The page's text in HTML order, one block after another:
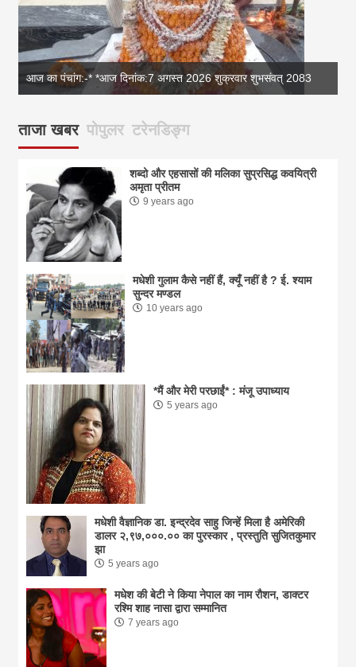
आज का पंचांग:-* *आज दिनांक:7 अगस्त 2026 शुक्रवार शुभसंवत् 2083
ताजा खबर पोपुलर टरेनडिङ्ग
शब्दो और एहसासों की मलिका सुप्रसिद्ध कवयित्री
अमृता प्रीतम
9 years ago
मधेशी गुलाम कैसे नहीं हैं, क्यूँ नहीं है ? ई. श्याम
सुन्दर मण्डल
10 years ago
*मैं और मेरी परछाईं* : मंजू उपाध्याय
5 years ago
मधेशी वैज्ञानिक डा. इन्द्रदेव साहु जिन्हें मिला है अमेरिकी
डालर २,९७,०००.०० का पुरस्कार , प्रस्तुति सुजितकुमार
झा
5 years ago
मधेश की बेटी ने किया नेपाल का नाम राैशन, डाक्टर
रश्मि शाह नासा द्वारा सम्मानित
7 years ago